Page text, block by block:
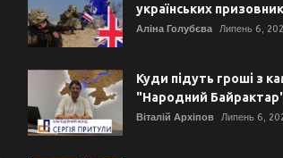
українських
Аліна Голубєва Липень 6,
Куди підуть гроші з
"Народний
Віталій Архіпов Липень 6,